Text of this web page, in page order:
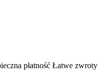
płatność Łatwe zwroty